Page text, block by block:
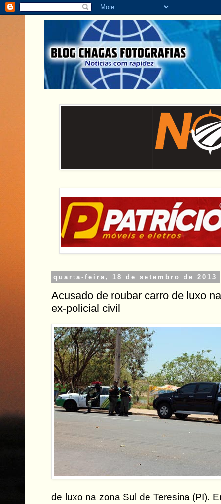
quarta-feira, 18 de setembro de 2013
Acusado de roubar carro de luxo
ex-policial civil
de luxo na zona Sul de Teresina (PI).